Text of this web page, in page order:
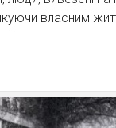
власним